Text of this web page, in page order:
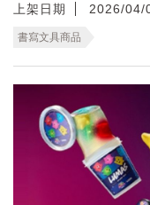
上架日期 2026/04/
書寫文具商品